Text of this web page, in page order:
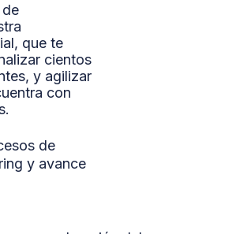
que te
cientos
y agilizar
con
de
y avance